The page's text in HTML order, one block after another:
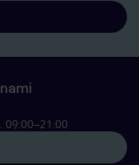
09:00–21:00